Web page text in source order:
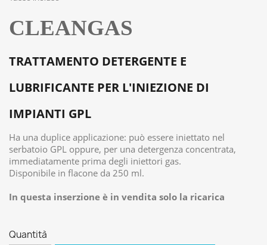
CLEANGAS
TRATTAMENTO DETERGENTE E
LUBRIFICANTE PER L'INIEZIONE DI
IMPIANTI GPL
Ha una duplice applicazione: può essere iniettato nel
serbatoio GPL oppure, per una detergenza concentrata,
immediatamente prima degli iniettori gas.
Disponibile in flacone da 250 ml.
In questa inserzione è in vendita solo la ricarica
Quantità